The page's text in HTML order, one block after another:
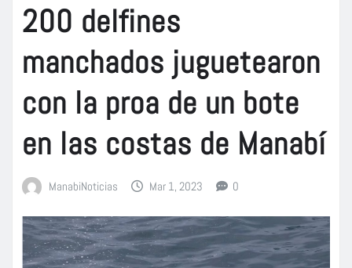
200 delfines
manchados juguetearon
con la proa de un bote
en las costas de Manabí
ManabiNoticias Mar 1, 2023 0